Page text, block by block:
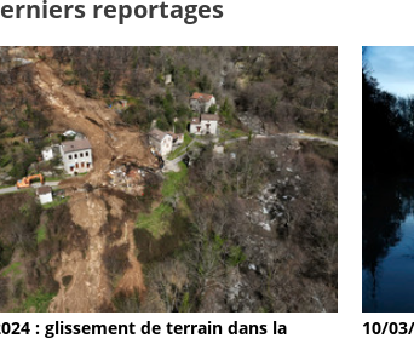
reportages
: glissement de terrain dans la
10/